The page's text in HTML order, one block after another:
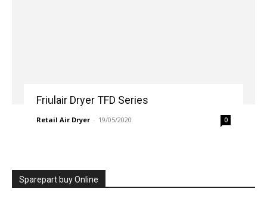
Friulair Dryer TFD Series
Retail Air Dryer - 19/05/2020 0
Sparepart buy Online